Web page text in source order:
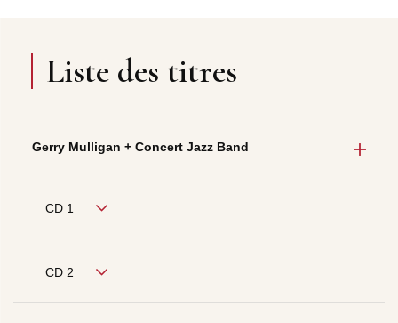
Liste des titres
Gerry Mulligan + Concert Jazz Band
CD 1
CD 2